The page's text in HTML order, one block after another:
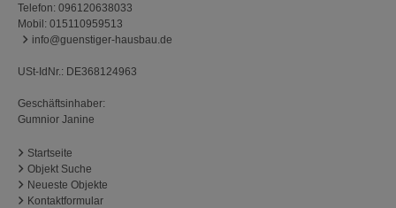
Telefon: 096120638033
Mobil: 015110959513
info@guenstiger-hausbau.de
USt-IdNr.: DE368124963
Geschäftsinhaber:
Gumnior Janine
Startseite
Objekt Suche
Neueste Objekte
Kontaktformular